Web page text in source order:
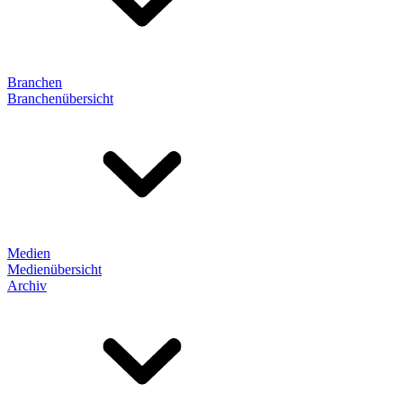
Branchen
Branchenübersicht
Medien
Medienübersicht
Archiv